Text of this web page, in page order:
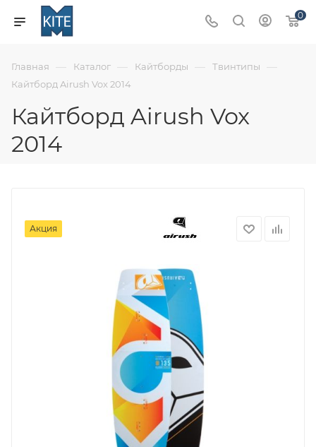
0
Главная — Каталог — Кайтборды — Твинтипы —
Кайтборд Airush Vox 2014
Кайтборд Airush Vox
2014
Акция